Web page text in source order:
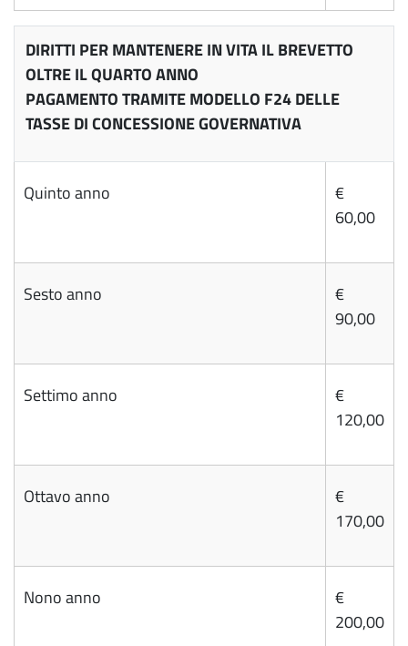
DIRITTI PER MANTENERE IN VITA IL BREVETTO
OLTRE IL QUARTO ANNO
PAGAMENTO TRAMITE MODELLO F24 DELLE
TASSE DI CONCESSIONE GOVERNATIVA
Quinto anno
€
60,00
Sesto anno
€
90,00
Settimo anno
€
120,00
Ottavo anno
€
170,00
Nono anno
€
200,00